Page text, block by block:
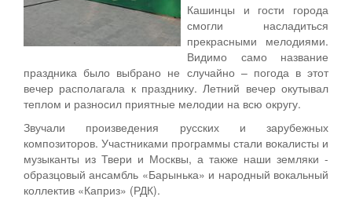
Кашинцы и гости города
смогли насладиться
прекрасными мелодиями.
Видимо само название
праздника было выбрано не случайно – погода в этот
вечер располагала к празднику. Летний вечер окутывал
теплом и разносил приятные мелодии на всю округу.
Звучали произведения русских и зарубежных
композиторов. Участниками программы стали вокалисты и
музыканты из Твери и Москвы, а также наши земляки -
образцовый ансамбль «Барынька» и народный вокальный
коллектив «Каприз» (РДК).